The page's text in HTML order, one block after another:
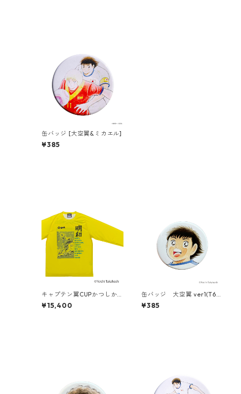
缶バッジ [大空翼&ミカエル]
¥385
キャプテン翼CUPかつしか2
026 ＜明和FC ゴールキー
パー＞（G621-944）
¥15,400
缶バッジ 大空翼 ver1(T68
6-045)
¥385